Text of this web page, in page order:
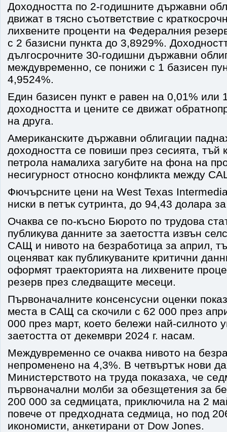
Доходността по 2-годишните държавни
движат в тясно съответствие с
лихвените проценти на Федералния
с 2 базисни пункта до 3,8929%.
дългосрочните 30-годишни държавни
междувременно, се понижи с 1 базисен
4,9524%.
Един базисен пункт е равен на 0,01% или
доходността и цените се движат
на друга.
Американските държавни облигации
доходността се повиши през сесията, тъй
петрола намалиха загубите на фона на
несигурност относно конфликта между
Фючърсните цени на West Texas
ниски в петък сутринта, до 94,43 долара
Очаква се по-късно Бюрото по трудова
публикува данните за заетостта извън
САЩ и нивото на безработица за април,
оценяват как публикуваните критични
оформят траекторията на лихвените
резерв през следващите месеци.
Първоначалните консенсусни оценки
места в САЩ са скочили с 62 000 през
000 през март, което бележи най-силното
заетостта от декември 2024 г. насам.
Междувременно се очаква нивото на
непроменено на 4,3%. В четвъртък нови
Министерството на труда показаха, че
първоначални молби за обезщетения за
200 000 за седмицата, приключила на 2
повече от предходната седмица, но под
икономисти, анкетирани от Dow Jones.